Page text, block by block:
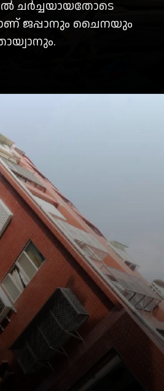
ചർച്ചയായതോടെ
ജപ്പാനും ചൈനയും
തായ്വാനും.